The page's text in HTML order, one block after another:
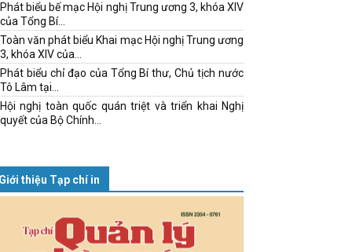
Phát biểu bế mạc Hội nghị Trung ương 3, khóa XIV
của Tổng Bí...
Toàn văn phát biểu Khai mạc Hội nghị Trung ương
3, khóa XIV của...
Phát biểu chỉ đạo của Tổng Bí thư, Chủ tịch nước
Tô Lâm tại...
Hội nghị toàn quốc quán triệt và triển khai Nghị
quyết của Bộ Chính...
Giới thiệu Tạp chí in